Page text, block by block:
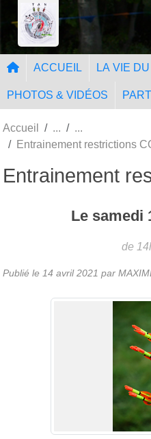
ACCUEIL LA VIE
PHOTOS & VIDÉOS
Accueil
Entrainement restrictions
Entrainement
Le samedi
de
Publié le 14 avril 2021 par
Panneau de gestion des